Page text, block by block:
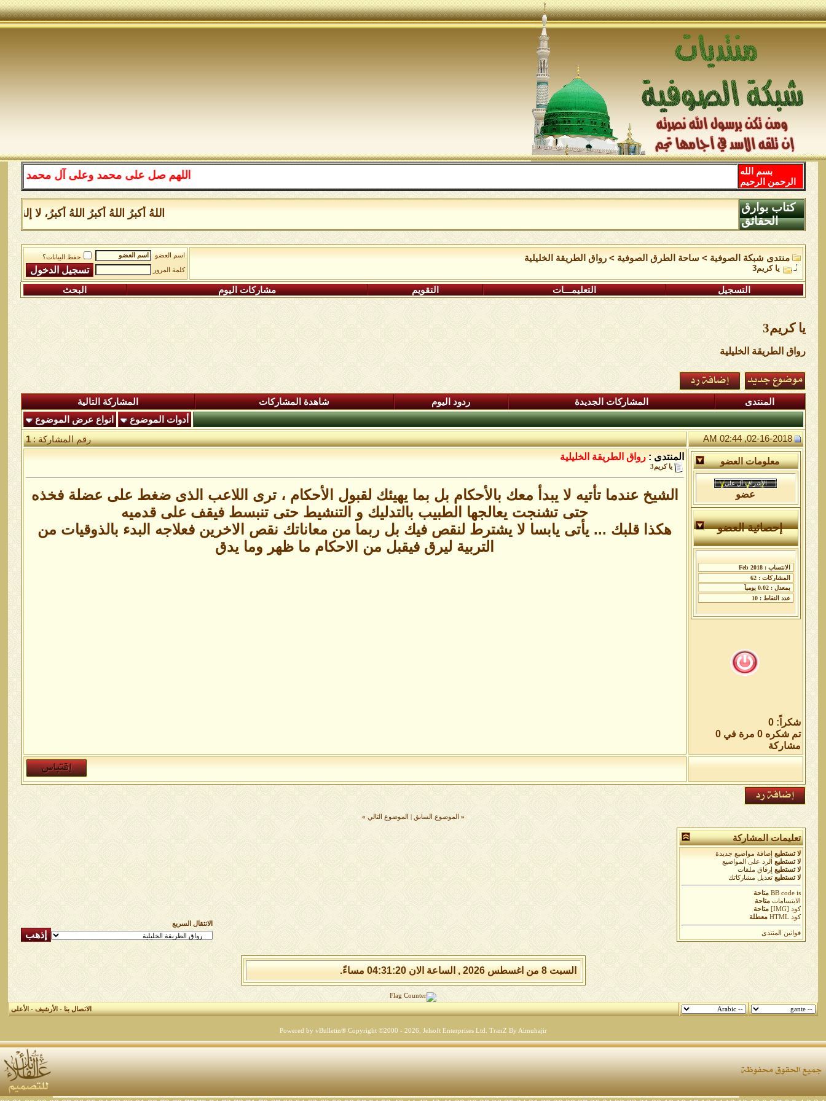
اللهم صل على محمد وعلى آل محمد كما
بسم الله
الرحمن الرحيم
اللهُ أكبرُ اللهُ أكبرُ اللهُ أكبرُ، لا إلهَ
كتاب بوارق
الحقائق
منتدى شبكة الصوفية > ساحة الطرق الصوفية >رواق الطريقة الخليلية
يا كريم3
اسم العضو
حفظ البيانات؟
كلمة المرور
التسجيل التعليمـــات التقويم مشاركات اليوم البحث
يا كريم3
رواق الطريقة الخليلية
المنتدى المشاركات الجديدة ردود اليوم شاهدة المشاركات
المشاركة التالية
أدوات الموضوع
انواع عرض الموضوع
02-16-2018, 02:44 AM
رقم المشاركة :1
معلومات العضو
عضو
إحصائية العضو
شكراً: 0
تم شكره 0 مرة في 0
مشاركة
المنتدى : رواق الطريقة الخليلية
يا كريم3
الشيخ عندما تأتيه لا يبدأ معك بالأحكام بل بما يهيئك لقبول الأحكام ، ترى اللاعب الذى ضغط على عضلة فخذه
حتى تشنجت يعالجها الطبيب بالتدليك و التنشيط حتى تنبسط فيقف على قدميه
هكذا قلبك ... يأتى يابسا لا يشترط لنقص فيك بل ربما من معاناتك نقص الاخرين فعلاجه البدء بالذوقيات من
التربية ليرق فيقبل من الاحكام ما ظهر وما يدق
« الموضوع السابق الموضوع التالي »
تعليمات المشاركة
لا تستطيع
إضافة مواضيع جديدة
لا تستطيع
الرد على المواضيع
لا تستطيع
إرفاق ملفات
لا تستطيع تعديل مشاركاتك
BB codeis
متاحة
الابتسامات متاحة
كود [IMG]
متاحة
كود HTML
معطلة
قوانين المنتدى
الانتقال السريع
السبت 8 من اغسطس 2026 , الساعة الان 04:31:21 مساءً.
الاتصال بنا-الأرشيف-الأعلى
Powered by vBulletin® Copyright ©2000 - 2026, Jelsoft Enterprises Ltd. TranZ By Almuhajir